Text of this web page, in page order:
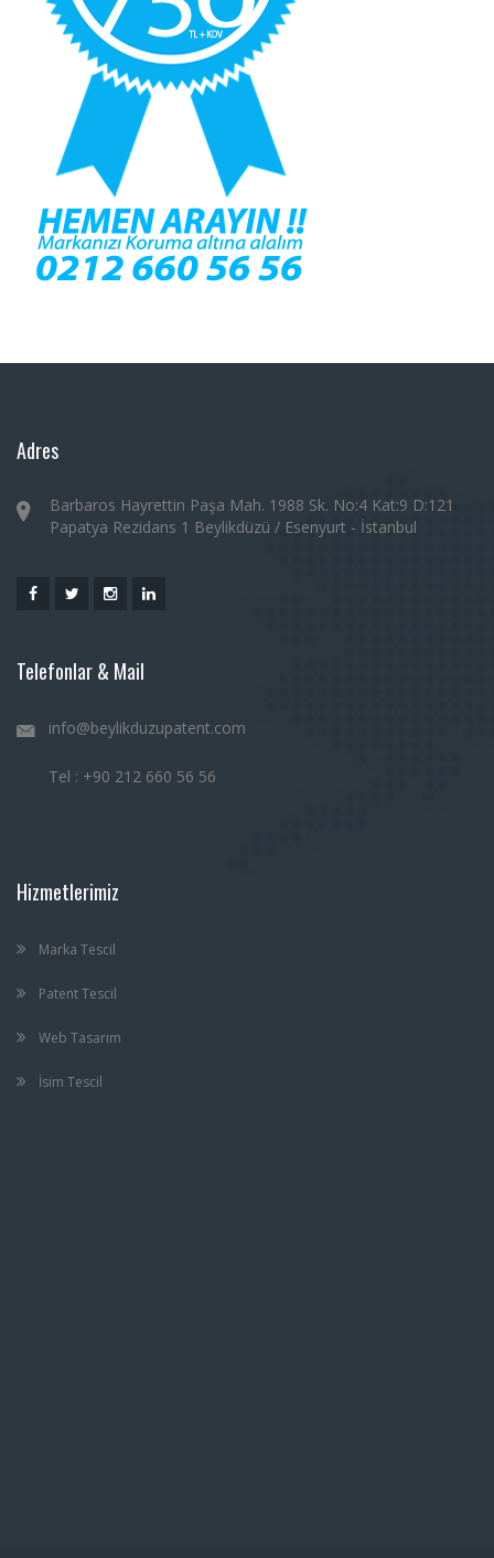
Adres
Barbaros Hayrettin Paşa Mah. 1988 Sk. No:4 Kat:9 D:121
Papatya Rezidans 1 Beylikdüzü / Esenyurt - İstanbul
Telefonlar & Mail
info@beylikduzupatent.com
Tel : +90 212 660 56 56
Hizmetlerimiz
Marka Tescil
Patent Tescil
Web Tasarım
İsim Tescil